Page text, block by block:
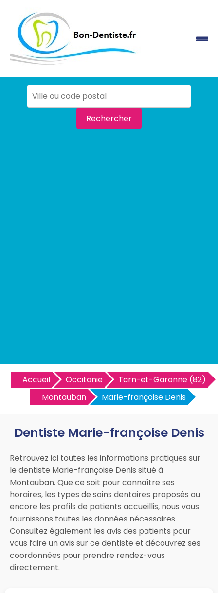
Rechercher
Accueil Occitanie
Tarn-et-Garonne (82)
Montauban
Marie-françoise Denis
Dentiste Marie-françoise Denis
Retrouvez ici toutes les informations pratiques sur
le dentiste Marie-françoise Denis situé à
Montauban. Que ce soit pour connaître ses
horaires, les types de soins dentaires proposés ou
encore les profils de patients accueillis, nous vous
fournissons toutes les données nécessaires.
Consultez également les avis des patients pour
vous faire un avis sur ce dentiste et découvrez ses
coordonnées pour prendre rendez-vous
directement.